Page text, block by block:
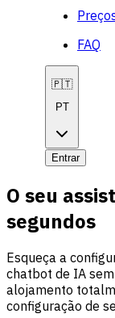
FAQ
🇵🇹
PT
Entrar
O seu
segundos
Esqueça a
chatbot de IA
alojamento
configuração de